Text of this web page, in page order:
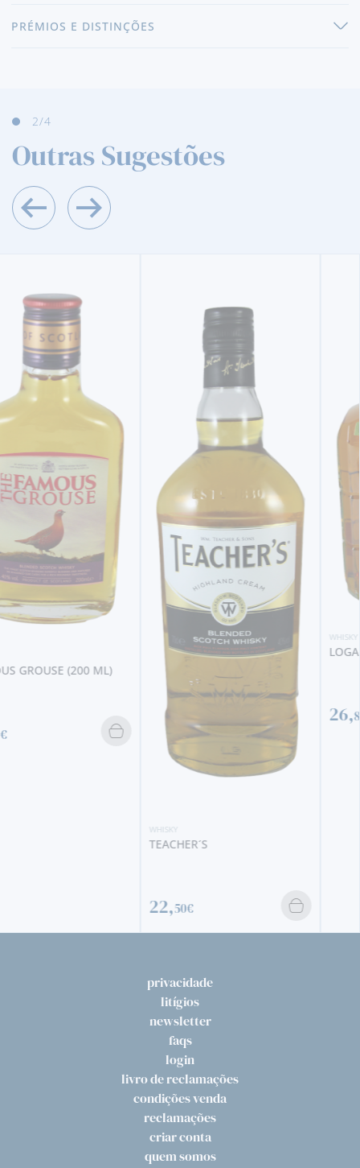
PRÉMIOS E DISTINÇÕES
3/4
Outras Sugestões
WHISKY
LOGAN HERITAGE
privacidade
litígios
newsletter
faqs
login
livro de reclamações
condições venda
reclamações
criar conta
quem somos